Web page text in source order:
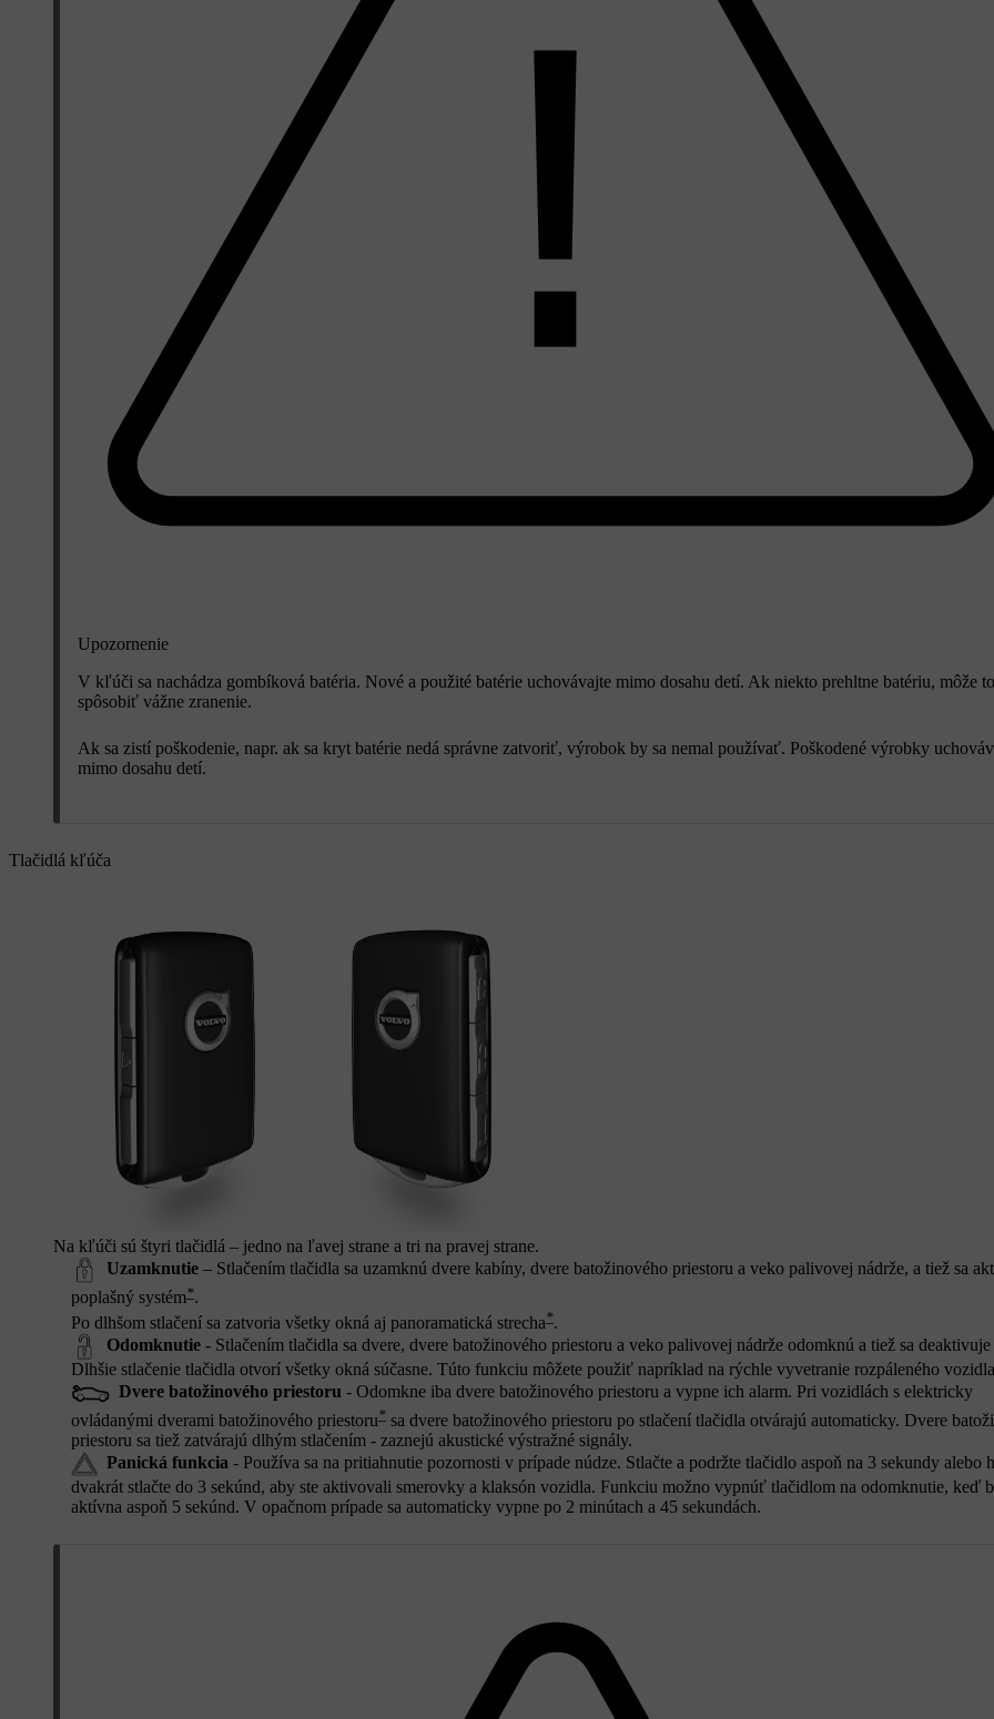
Upozornenie
V kľúči sa nachádza gombíková batéria. Nové a použité batérie uchovávajte mimo dosahu detí. Ak niekto prehltne batériu, môže to
spôsobiť vážne zranenie.
Ak sa zistí poškodenie, napr. ak sa kryt batérie nedá správne zatvoriť, výrobok by sa nemal používať. Poškodené výrobky
mimo dosahu detí.
Tlačidlá kľúča
Na kľúči sú štyri tlačidlá – jedno na ľavej strane a tri na pravej strane.
Uzamknutie – Stlačením tlačidla sa uzamknú dvere kabíny, dvere batožinového priestoru a veko palivovej nádrže, a tiež sa
poplašný systém*.
Po dlhšom stlačení sa zatvoria všetky okná aj panoramatická strecha*.
Odomknutie - Stlačením tlačidla sa dvere, dvere batožinového priestoru a veko palivovej nádrže odomknú a tiež sa
Dlhšie stlačenie tlačidla otvorí všetky okná súčasne. Túto funkciu môžete použiť napríklad na rýchle vyvetranie rozpáleného
Dvere batožinového priestoru - Odomkne iba dvere batožinového priestoru a vypne ich alarm. Pri vozidlách s elektricky
ovládanými dverami batožinového priestoru* sa dvere batožinového priestoru po stlačení tlačidla otvárajú automaticky. Dvere
priestoru sa tiež zatvárajú dlhým stlačením - zaznejú akustické výstražné signály.
Panická funkcia - Používa sa na pritiahnutie pozornosti v prípade núdze. Stlačte a podržte tlačidlo aspoň na 3 sekundy alebo
dvakrát stlačte do 3 sekúnd, aby ste aktivovali smerovky a klaksón vozidla. Funkciu možno vypnúť tlačidlom na odomknutie, keď
aktívna aspoň 5 sekúnd. V opačnom prípade sa automaticky vypne po 2 minútach a 45 sekundách.